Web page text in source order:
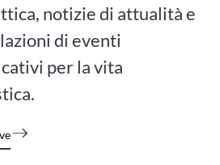
notizie di attualità e
di eventi
per la vita